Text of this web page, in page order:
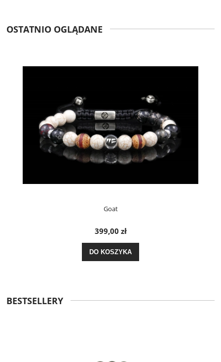
OSTATNIO OGLĄDANE
Goat
399,00 zł
DO KOSZYKA
BESTSELLERY